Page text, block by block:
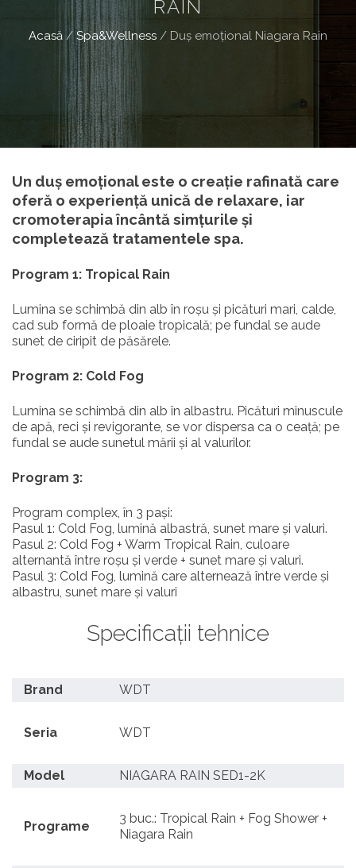
RAIN
Acasă/Spa&Wellness / Duș emoțional Niagara Rain
Un duș emoțional este o creație rafinată care
oferă o experiență unică de relaxare, iar
cromoterapia încântă simțurile și
completează tratamentele spa.
Program 1: Tropical Rain
Lumina se schimbă din alb în roșu și picături mari, calde,
cad sub formă de ploaie tropicală; pe fundal se aude
sunet de ciripit de păsărele.
Program 2: Cold Fog
Lumina se schimbă din alb în albastru. Picături minuscule
de apă, reci și revigorante, se vor dispersa ca o ceață; pe
fundal se aude sunetul mării și al valurilor.
Program 3:
Program complex, în 3 pași:
Pasul 1: Cold Fog, lumină albastră, sunet mare și valuri.
Pasul 2: Cold Fog + Warm Tropical Rain, culoare
alternantă între roșu și verde + sunet mare și valuri.
Pasul 3: Cold Fog, lumină care alternează între verde și
albastru, sunet mare și valuri
Specificații tehnice
Brand WDT
Seria WDT
Model NIAGARA RAIN SED1-2K
Programe
3 buc.: Tropical Rain + Fog Shower +
Niagara Rain